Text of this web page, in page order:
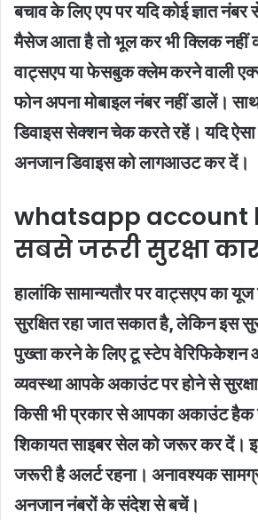
बचाव के लिए एप पर यदि कोई ज्ञात नंबर
मैसेज आता है तो भूल कर भी क्लिक
वाट्सएप या फेसबुक क्लेम करने वाली
फोन अपना मोबाइल नंबर नहीं डालें।
डिवाइस सेक्शन चेक करते रहें। यदि ऐसा
अनजान डिवाइस को लागआउट कर दें।
whatsapp account
सबसे जरूरी सुरक्षा
हालांकि सामान्यतौर पर वाट्सएप का
सुरक्षित रहा जात सकात है, लेकिन इस
पुख्ता करने के लिए टू स्टेप
व्यवस्था आपके अकाउंट पर होने से
किसी भी प्रकार से आपका अकाउंट हैक
शिकायत साइबर सेल को जरूर कर दें।
जरूरी है अलर्ट रहना। अनावश्यक
अनजान नंबरों के संदेश से बचें।